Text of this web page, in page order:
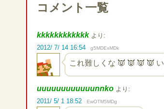
コメント一覧
kkkkkkkkkkkk より:
2012/ 7/ 14 16:54
g5MDExMDk
これ難しくな 👿 👿 👿 👿 い
uuuuuuuuuuuunnko より:
2011/ 5/ 1 18:52
EwOTM5MDg